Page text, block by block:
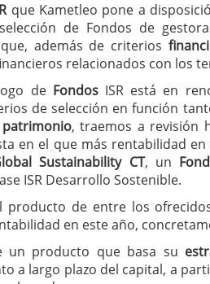
que Kametleo pone a
de Fondos de
además de criterios
relacionados con los
de FondosISR está en
de selección en función
patrimonio, traemos a revisión
en el que más rentabilidad
Sustainability CT, un
ISR Desarrollo Sostenible.
producto de entre los
en este año,
un producto que basa su
a largo plazo del capital, a